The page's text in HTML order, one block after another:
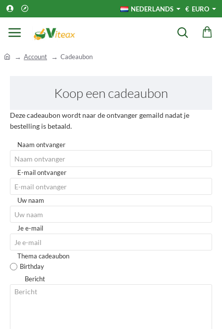
NEDERLANDS € EURO
Account Cadeaubon
Koop een cadeaubon
Deze cadeaubon wordt naar de ontvanger gemaild nadat je
bestelling is betaald.
Naam ontvanger
E-mail ontvanger
Uw naam
Je e-mail
Thema cadeaubon
Birthday
Bericht